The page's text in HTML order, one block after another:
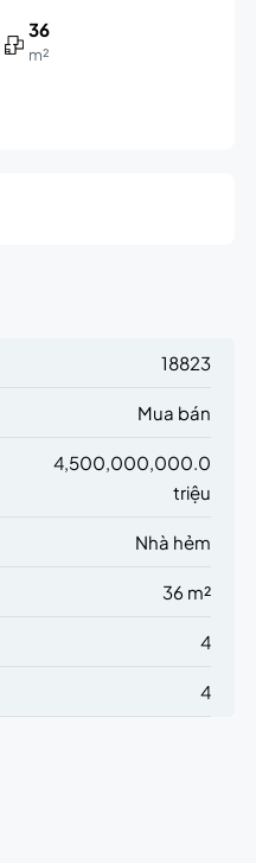
36
m²
18823
Mua bán
4,500,000,000.0
triệu
Nhà hẻm
36 m²
4
4